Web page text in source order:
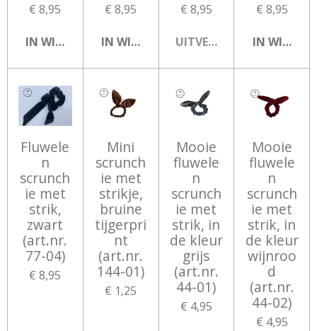
€ 8,95
IN WINKELWAGEN
€ 8,95
IN WINKELWAGEN
€ 8,95
UITVERKOCHT
€ 8,95
IN
Fluwele
n
scrunch
ie met
strik,
zwart
(art.nr.
77-04)
€ 8,95
Mini
scrunch
ie met
strikje,
bruine
tijgerpri
nt
(art.nr.
144-01)
€ 1,25
Mooie
fluwele
n
scrunch
ie met
strik, in
de kleur
grijs
(art.nr.
44-01)
€ 4,95
Mooie
fluwele
n
scrunch
ie met
strik, in
de kleur
wijnroo
d
(art.nr.
44-02)
€ 4,95